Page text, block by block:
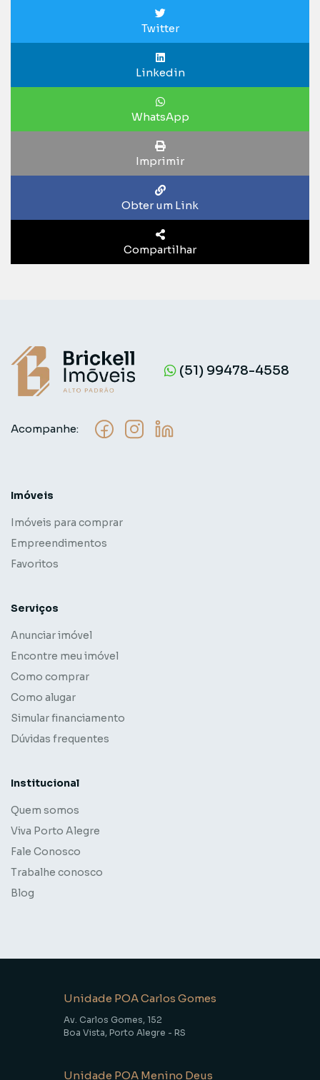
Twitter
Linkedin
WhatsApp
Imprimir
Obter um Link
Compartilhar
(51) 99478-4558
Acompanhe:
Imóveis
Imóveis para comprar
Empreendimentos
Favoritos
Serviços
Anunciar imóvel
Encontre meu imóvel
Como comprar
Como alugar
Simular financiamento
Dúvidas frequentes
Institucional
Quem somos
Viva Porto Alegre
Fale Conosco
Trabalhe conosco
Blog
Unidade POA Carlos Gomes
Av. Carlos Gomes, 152
Boa Vista, Porto Alegre - RS
Unidade POA Menino Deus